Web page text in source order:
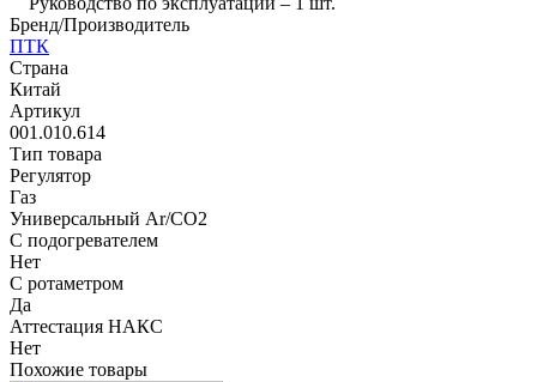
Бренд/Производитель
ПТК
Страна
Китай
Артикул
001.010.614
Тип товара
Регулятор
Газ
Универсальный Ar/CO2
С подогревателем
Нет
С ротаметром
Да
Аттестация НАКС
Нет
Похожие товары